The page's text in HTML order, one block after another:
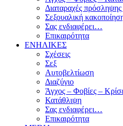
Διαταραχές
Σεξουαλική
Σας ενδιαφέρει…
Επικαιρότητα
ΕΝΗΛΙΚΕΣ
Σχέσεις
Σεξ
Αυτοβελτίωση
Διαζύγιο
Άγχος – Φοβίες –
Κατάθλιψη
Σας ενδιαφέρει…
Επικαιρότητα